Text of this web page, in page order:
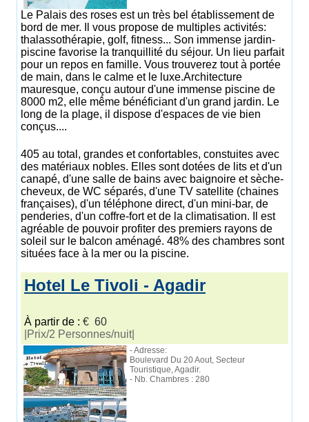
Le Palais des roses est un très bel établissement de
bord de mer. Il vous propose de multiples activités:
thalassothérapie, golf, fitness... Son immense jardin-
piscine favorise la tranquillité du séjour. Un lieu parfait
pour un repos en famille. Vous trouverez tout à portée
de main, dans le calme et le luxe.Architecture
mauresque, conçu autour d'une immense piscine de
8000 m2, elle même bénéficiant d'un grand jardin. Le
long de la plage, il dispose d'espaces de vie bien
conçus....
405 au total, grandes et confortables, constuites avec
des matériaux nobles. Elles sont dotées de lits et d'un
canapé, d'une salle de bains avec baignoire et sèche-
cheveux, de WC séparés, d'une TV satellite (chaines
françaises), d'un téléphone direct, d'un mini-bar, de
penderies, d'un coffre-fort et de la climatisation. Il est
agréable de pouvoir profiter des premiers rayons de
soleil sur le balcon aménagé. 48% des chambres sont
situées face à la mer ou la piscine.
Hotel Le Tivoli - Agadir
À partir de : € 60
|Prix/2 Personnes/nuit|
- Adresse:
Boulevard Du 20 Aout, Secteur
Touristique, Agadir.
- Nb. Chambres : 280